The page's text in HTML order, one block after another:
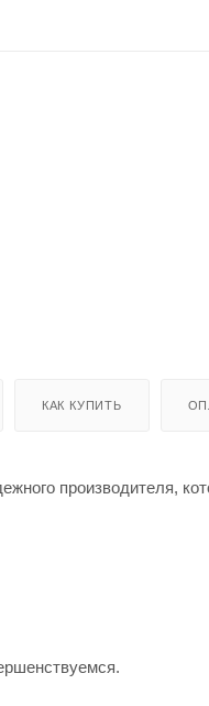
КАК КУПИТЬ
производителя,